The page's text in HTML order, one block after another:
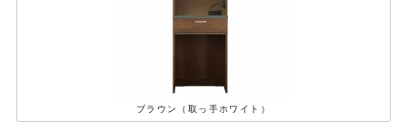
ブラウン（取っ手ホワイト）